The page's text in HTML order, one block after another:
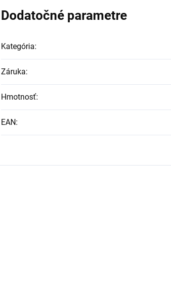
Dodatočné parametre
Kategória:
Záruka:
Hmotnosť:
EAN: